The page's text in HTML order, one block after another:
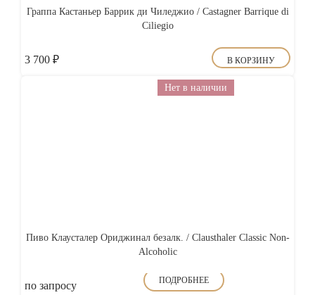
Граппа Кастаньер Баррик ди Чиледжио / Castagner Barrique di
Ciliegio
3 700 ₽ В КОРЗИНУ
Нет в наличии
Пиво Клаусталер Ориджинал безалк. / Clausthaler Classic Non-
Alcoholic
по запросу ПОДРОБНЕЕ